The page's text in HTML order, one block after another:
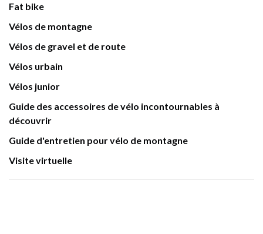
Fat bike
Vélos de montagne
Vélos de gravel et de route
Vélos urbain
Vélos junior
Guide des accessoires de vélo incontournables à
découvrir
Guide d'entretien pour vélo de montagne
Visite virtuelle